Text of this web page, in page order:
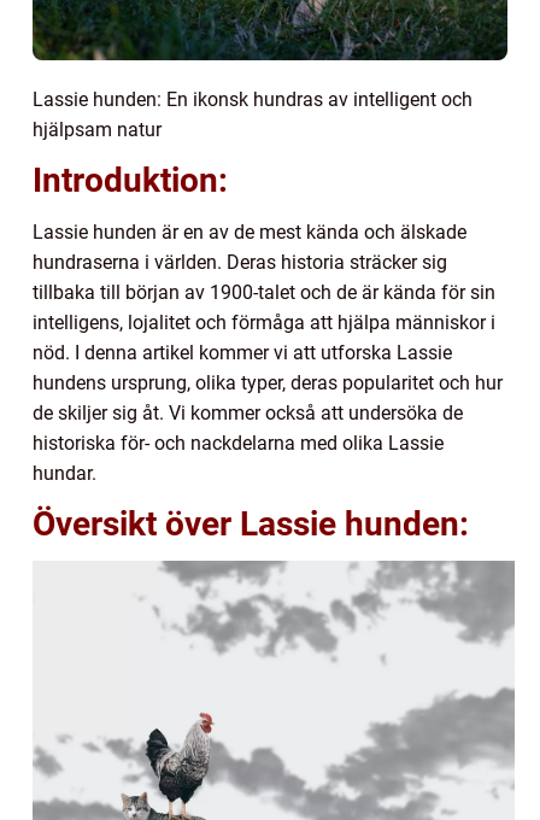
Lassie hunden: En ikonsk hundras av intelligent och
hjälpsam natur
Introduktion:
Lassie hunden är en av de mest kända och älskade
hundraserna i världen. Deras historia sträcker sig
tillbaka till början av 1900-talet och de är kända för sin
intelligens, lojalitet och förmåga att hjälpa människor i
nöd. I denna artikel kommer vi att utforska Lassie
hundens ursprung, olika typer, deras popularitet och hur
de skiljer sig åt. Vi kommer också att undersöka de
historiska för- och nackdelarna med olika Lassie
hundar.
Översikt över Lassie hunden: